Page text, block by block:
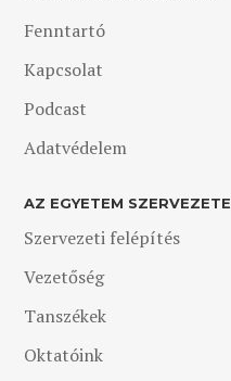
Fenntartó
Kapcsolat
Podcast
Adatvédelem
AZ EGYETEM SZERVEZETE
Szervezeti felépítés
Vezetőség
Tanszékek
Oktatóink